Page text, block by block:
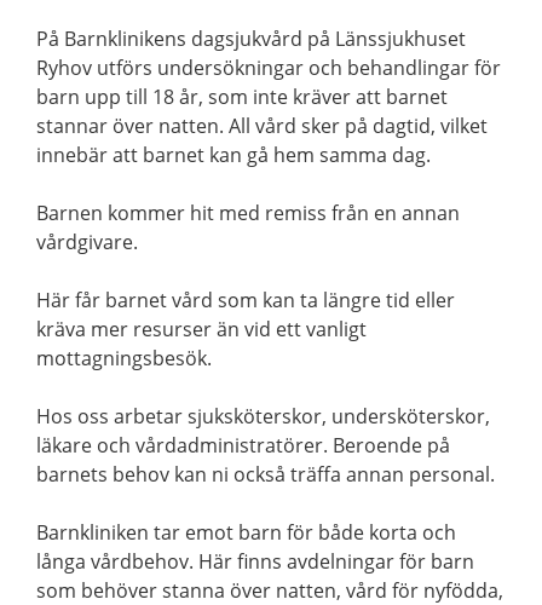
På Barnklinikens dagsjukvård på Länssjukhuset
Ryhov utförs undersökningar och behandlingar för
barn upp till 18 år, som inte kräver att barnet
stannar över natten. All vård sker på dagtid, vilket
innebär att barnet kan gå hem samma dag.
Barnen kommer hit med remiss från en annan
vårdgivare.
Här får barnet vård som kan ta längre tid eller
kräva mer resurser än vid ett vanligt
mottagningsbesök.
Hos oss arbetar sjuksköterskor, undersköterskor,
läkare och vårdadministratörer. Beroende på
barnets behov kan ni också träffa annan personal.
Barnkliniken tar emot barn för både korta och
långa vårdbehov. Här finns avdelningar för barn
som behöver stanna över natten, vård för nyfödda,